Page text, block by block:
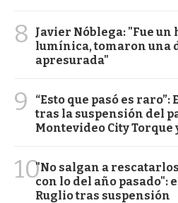
8
Javier Nóblega: "Fue un
lumínica, tomaron una
apresurada"
9
“Esto que pasó es
tras la suspensión del
Montevideo City Torque
10"No salgan a
con lo del año pasado":
Ruglio tras suspensión